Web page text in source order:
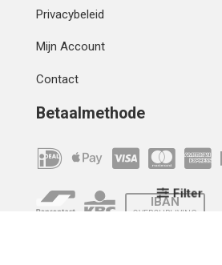
Filter
Privacybeleid
Mijn Account
Contact
Betaalmethode
IBAN
OVERCHRIJVING